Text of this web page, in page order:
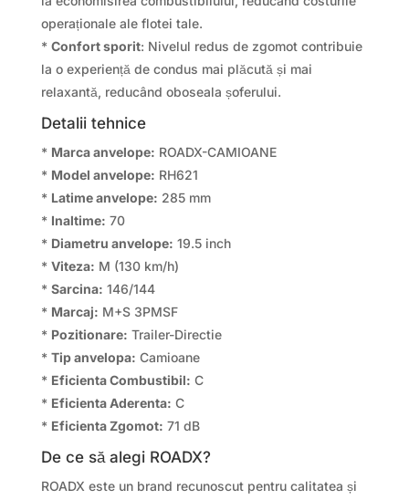
operaționale ale flotei tale.
* Confort sporit: Nivelul redus de zgomot contribuie
la o experiență de condus mai plăcută și mai
relaxantă, reducând oboseala șoferului.
Detalii tehnice
* Marca anvelope: ROADX-CAMIOANE
* Model anvelope: RH621
* Latime anvelope: 285 mm
* Inaltime: 70
* Diametru anvelope: 19.5 inch
* Viteza: M (130 km/h)
* Sarcina: 146/144
* Marcaj: M+S 3PMSF
* Pozitionare: Trailer-Directie
* Tip anvelopa: Camioane
* Eficienta Combustibil: C
* Eficienta Aderenta: C
* Eficienta Zgomot: 71 dB
De ce să alegi ROADX?
ROADX este un brand recunoscut pentru calitatea și